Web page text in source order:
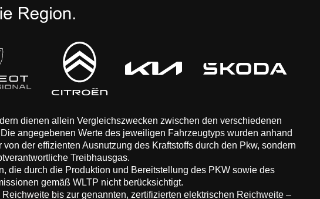
dienen allein Vergleichszwecken zwischen den verschiedenen
angegebenen Werte des jeweiligen Fahrzeugtyps wurden anhand
der effizienten Ausnutzung des Kraftstoffs durch den Pkw, sondern
Treibhausgas.
die durch die Produktion und Bereitstellung des PKW sowie des
gemäß WLTP nicht berücksichtigt.
bis zur genannten, zertifizierten elektrischen Reichweite –